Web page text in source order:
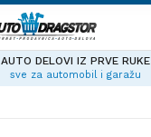
AUTO DELOVI IZ PRVE RUKE
sve za automobil i garažu